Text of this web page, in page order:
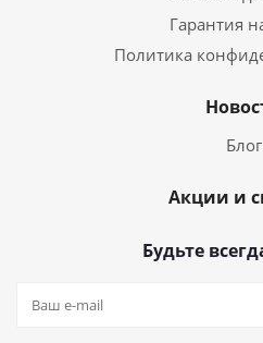
Гарантия
Политика
Блог
Акции и
Будьте